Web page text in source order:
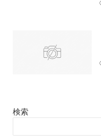
検索